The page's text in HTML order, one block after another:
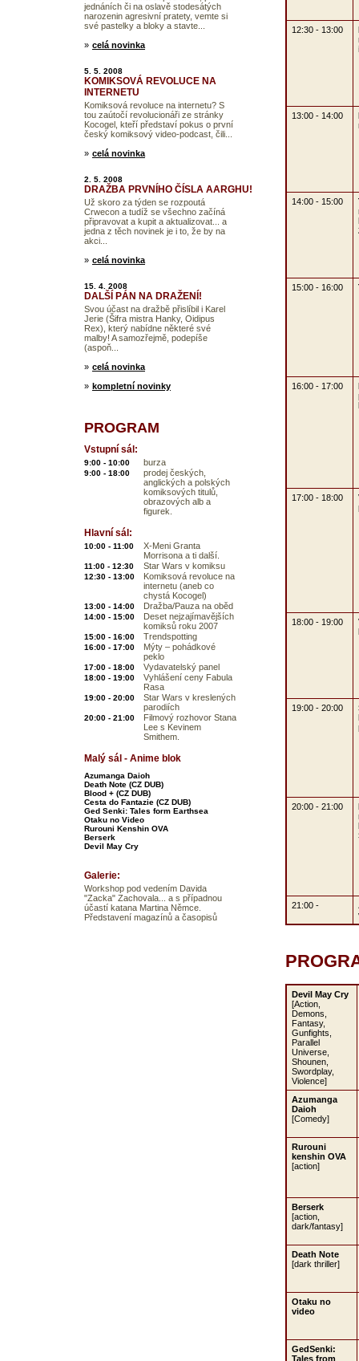
12:30 - 13:00
13:00 - 14:00
14:00 - 15:00
15:00 - 16:00
16:00 - 17:00
17:00 - 18:00
18:00 - 19:00
19:00 - 20:00
20:00 - 21:00
21:00 -
Devil May Cry
[Action,
Demons,
Fantasy,
Gunfights,
Parallel
Universe,
Shounen,
Swordplay,
Violence]
Azumanga
Daioh
[Comedy]
Rurouni
kenshin OVA
[action]
Berserk
[action,
dark/fantasy]
Death Note
[dark thriller]
Otaku no
video
GedSenki:
Tales from
jednáních či na oslavě stodesátých
narozenin agresivní pratety, vemte si
své pastelky a bloky a stavte...
» celá novinka
5. 5. 2008
KOMIKSOVÁ REVOLUCE NA
INTERNETU
Komiksová revoluce na internetu? S
tou zaútočí revolucionáři ze stránky
Kocogel, kteří představí pokus o první
český komiksový video-podcast, čili...
» celá novinka
2. 5. 2008
DRAŽBA PRVNÍHO ČÍSLA AARGHU!
Už skoro za týden se rozpoutá
Crwecon a tudíž se všechno začíná
připravovat a kupit a aktualizovat... a
jedna z těch novinek je i to, že by na
akci...
» celá novinka
15. 4. 2008
DALŠÍ PÁN NA DRAŽENÍ!
Svou účast na dražbě přislíbil i Karel
Jerie (Šifra mistra Hanky, Oidipus
Rex), který nabídne některé své
malby! A samozřejmě, podepíše
(aspoň...
» celá novinka
» kompletní novinky
PROGRAM
Vstupní sál:
9:00 - 10:00 burza
9:00 - 18:00
prodej českých,
anglických a polských
komiksových titulů,
obrazových alb a
figurek.
Hlavní sál:
10:00 - 11:00
X-Meni Granta
Morrisona a ti další.
11:00 - 12:30 Star Wars v komiksu
12:30 - 13:00
Komiksová revoluce na
internetu (aneb co
chystá Kocogel)
13:00 - 14:00 Dražba/Pauza na oběd
14:00 - 15:00
Deset nejzajímavějších
komiksů roku 2007
15:00 - 16:00 Trendspotting
16:00 - 17:00
Mýty – pohádkové
peklo
17:00 - 18:00 Vydavatelský panel
18:00 - 19:00
Vyhlášení ceny Fabula
Rasa
19:00 - 20:00
Star Wars v kreslených
parodiích
20:00 - 21:00
Filmový rozhovor Stana
Lee s Kevinem
Smithem.
Malý sál - Anime blok
Azumanga Daioh
Death Note (CZ DUB)
Blood + (CZ DUB)
Cesta do Fantazie (CZ DUB)
Ged Senki: Tales form Earthsea
Otaku no Video
Rurouni Kenshin OVA
Berserk
Devil May Cry
Galerie:
Workshop pod vedením Davida
"Zacka" Zachovala... a s případnou
účastí katana Martina Němce.
Představení magazínů a časopisů